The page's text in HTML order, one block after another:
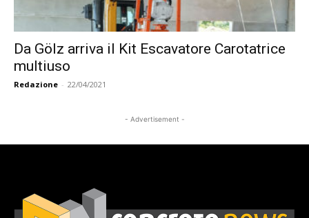
Da Gölz arriva il Kit Escavatore Carotatrice
multiuso
Redazione - 22/04/2021
- Advertisement -